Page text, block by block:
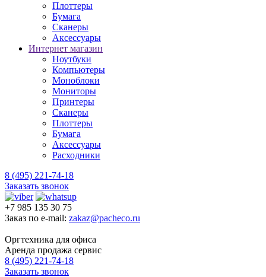
Плоттеры
Бумага
Сканеры
Аксессуары
Интернет магазин
Ноутбуки
Компьютеры
Моноблоки
Мониторы
Принтеры
Сканеры
Плоттеры
Бумага
Аксессуары
Расходники
8 (495) 221-74-18
Заказать звонок
+7 985 135 30 75
Заказ по e-mail: zakaz@pacheco.ru
Оргтехника для офиса
Аренда продажа сервис
8 (495) 221-74-18
Заказать звонок